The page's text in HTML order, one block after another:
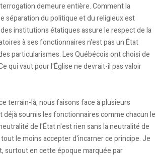
demeure entière. Comment la
séparation du politique et du religieux est
institutions étatiques assure le respect de la
à ses fonctionnaires n'est pas un État
particularismes. Les Québécois ont choisi de
qui vaut pour l'Église ne devrait-il pas valoir
terrain-là, nous faisons face à plusieurs
soumis les fonctionnaires comme chacun le
de l'État n'est rien sans la neutralité de
le moins accepter d'incarner ce principe. Je
surtout en cette époque marquée par